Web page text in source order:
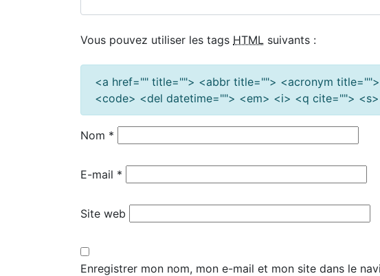
Vous pouvez utiliser les tags HTML suivants :
<a href="" title=""> <abbr title=""> <acronym
<code> <del datetime=""> <em> <i> <q cite="">
Nom *
E-mail *
Site web
Enregistrer mon nom, mon e-mail et mon site dans le